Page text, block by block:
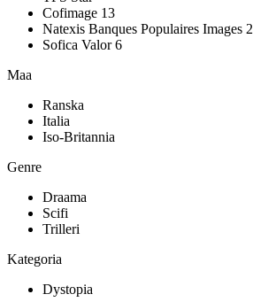
Cofimage 13
Natexis Banques Populaires Images 2
Sofica Valor 6
Maa
Ranska
Italia
Iso-Britannia
Genre
Draama
Scifi
Trilleri
Kategoria
Dystopia